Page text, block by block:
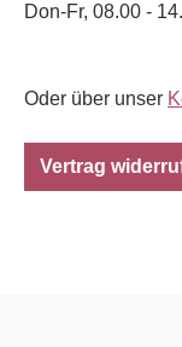
Don-Fr, 08.00 -
Oder über unser
Vertrag